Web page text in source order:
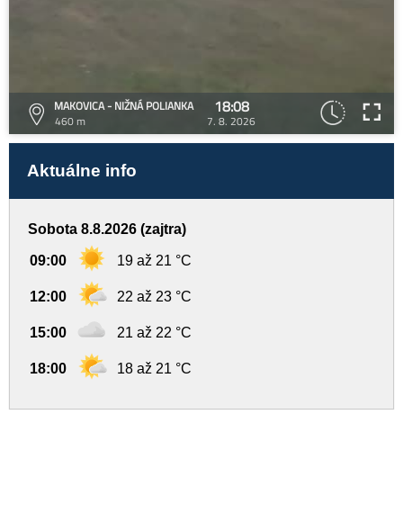
MAKOVICA - NIŽNÁ POLIANKA
460 m
18:08
7. 8. 2026
Aktuálne info
Sobota 8.8.2026 (zajtra)
09:00 19 až 21 °C
12:00 22 až 23 °C
15:00 21 až 22 °C
18:00 18 až 21 °C